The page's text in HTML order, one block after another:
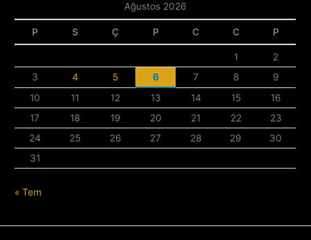
Ağustos 2026
P S Ç P C C P
1
2
3
4 5 6 7 8
9
10
11 12 13 14 15
16
17
18 19 20 21 22
23
24
25 26 27 28 29
30
31
« Tem